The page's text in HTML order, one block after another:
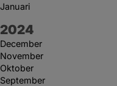
Januari
År:
2024
December
November
Oktober
September